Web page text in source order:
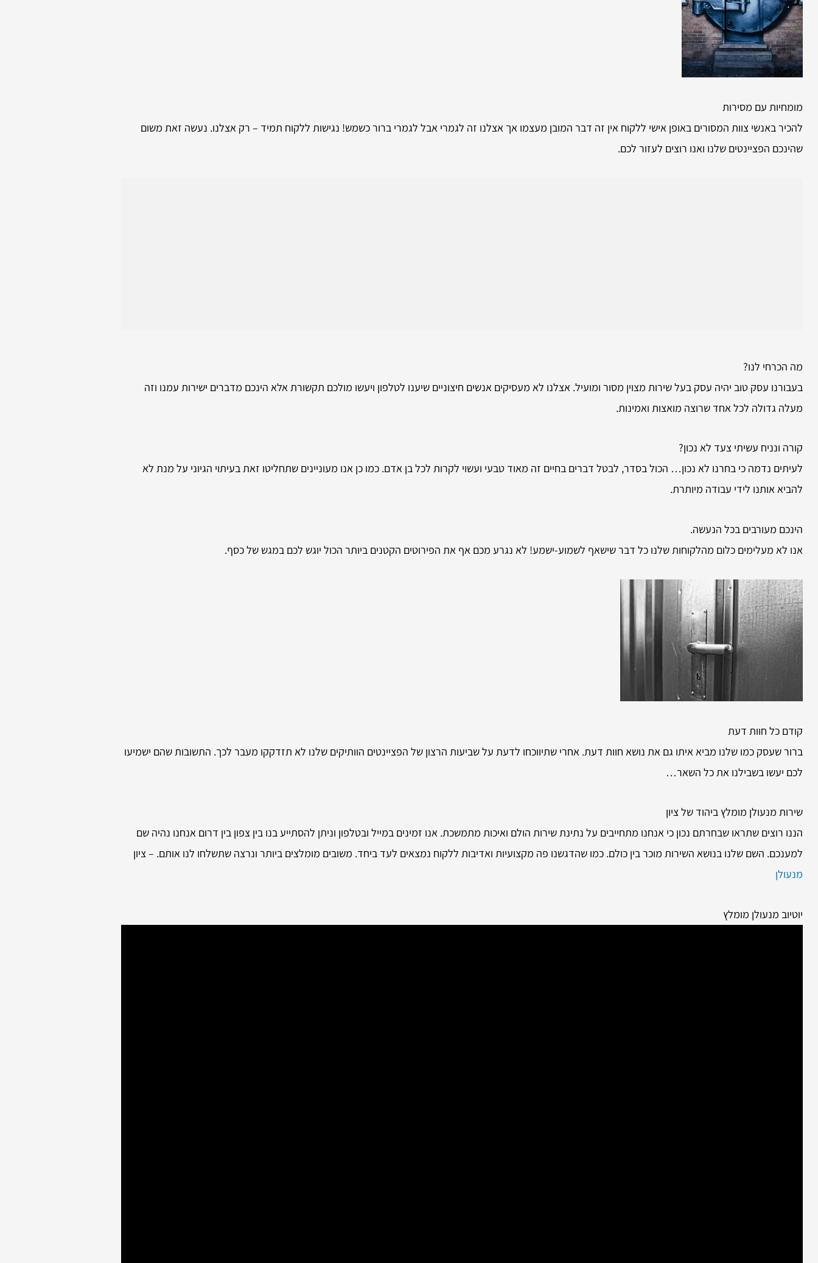
מומחיות עם מסירות
להכיר באנשי צוות המסורים באופן אישי ללקוח אין זה דבר המובן מעצמו אך אצלנו זה לגמרי אבל לגמרי ברור כשמש! נגישות ללקוח תמיד – רק אצלנו. נעשה זאת משום
שהינכם הפציינטים שלנו ואנו רוצים לעזור לכם.
מה הכרחי לנו?
בעבורנו עסק טוב יהיה עסק בעל שירות מצוין מסור ומועיל. אצלנו לא מעסיקים אנשים חיצוניים שיענו לטלפון ויעשו מולכם תקשורת אלא הינכם מדברים ישירות עמנו וזה
מעלה גדולה לכל אחד שרוצה מואצות ואמינות.
קורה ונניח עשיתי צעד לא נכון?
לעיתים נדמה כי בחרנו לא נכון… הכול בסדר, לבטל דברים בחיים זה מאוד טבעי ועשוי לקרות לכל בן אדם. כמו כן אנו מעוניינים שתחליטו זאת בעיתוי הגיוני על מנת לא
להביא אותנו לידי עבודה מיותרת.
הינכם מעורבים בכל הנעשה.
אנו לא מעלימים כלום מהלקוחות שלנו כל דבר שישאף לשמוע-ישמע! לא נגרע מכם אף את הפירוטים הקטנים ביותר הכול יוגש לכם במגש של כסף.
קודם כל חוות דעת
ברור שעסק כמו שלנו מביא איתו גם את נושא חוות דעת. אחרי שתיווכחו לדעת על שביעות הרצון של הפציינטים הוותיקים שלנו לא תזדקקו מעבר לכך. התשובות שהם ישמיעו
לכם יעשו בשבילנו את כל השאר…
שירות מנעולן מומלץ ביהוד של ציון
הננו רוצים שתראו שבחרתם נכון כי אנחנו מתחייבים על נתינת שירות הולם ואיכות מתמשכת. אנו זמינים במייל ובטלפון וניתן להסתייע בנו בין צפון בין דרום אנחנו נהיה שם
למענכם. השם שלנו בנושא השירות מוכר בין כולם. כמו שהדגשנו פה מקצועיות ואדיבות ללקוח נמצאים לעד ביחד. משובים מומלצים ביותר ונרצה שתשלחו לנו אותם. – ציון
מנעולן
יוטיוב מנעולן מומלץ